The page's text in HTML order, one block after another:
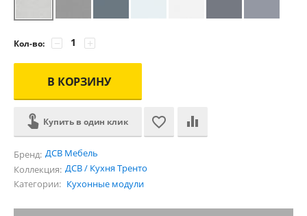
Кол-во: +
−
В КОРЗИНУ
Купить в один клик
Бренд: ДСВ Мебель
Коллекция: ДСВ / Кухня Тренто
Категории: Кухонные модули